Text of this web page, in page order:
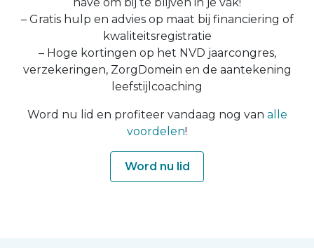
– Gratis hulp en advies op maat bij financiering of
kwaliteitsregistratie
– Hoge kortingen op het NVD jaarcongres,
verzekeringen, ZorgDomein en de aantekening
leefstijlcoaching
Word nu lid en profiteer vandaag nog van alle
voordelen!
Word nu lid